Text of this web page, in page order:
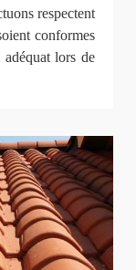
respectent
conformes
lors de